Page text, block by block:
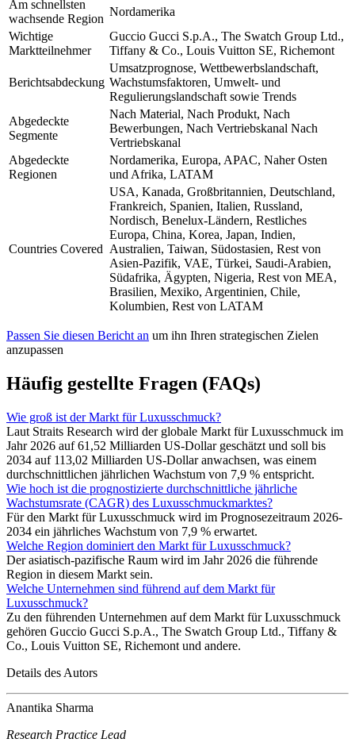
Am schnellsten
wachsende Region
Nordamerika
Wichtige
Marktteilnehmer
Guccio Gucci S.p.A., The Swatch Group Ltd.,
Tiffany & Co., Louis Vuitton SE, Richemont
Berichtsabdeckung
Umsatzprognose, Wettbewerbslandschaft,
Wachstumsfaktoren, Umwelt- und
Regulierungslandschaft sowie Trends
Abgedeckte
Segmente
Nach Material, Nach Produkt, Nach
Bewerbungen, Nach Vertriebskanal Nach
Vertriebskanal
Abgedeckte
Regionen
Nordamerika, Europa, APAC, Naher Osten
und Afrika, LATAM
Countries Covered
USA, Kanada, Großbritannien, Deutschland,
Frankreich, Spanien, Italien, Russland,
Nordisch, Benelux-Ländern, Restliches
Europa, China, Korea, Japan, Indien,
Australien, Taiwan, Südostasien, Rest von
Asien-Pazifik, VAE, Türkei, Saudi-Arabien,
Südafrika, Ägypten, Nigeria, Rest von MEA,
Brasilien, Mexiko, Argentinien, Chile,
Kolumbien, Rest von LATAM
Passen Sie diesen Bericht an um ihn Ihren strategischen Zielen
anzupassen
Häufig gestellte Fragen (FAQs)
Wie groß ist der Markt für Luxusschmuck?
Laut Straits Research wird der globale Markt für Luxusschmuck im
Jahr 2026 auf 61,52 Milliarden US-Dollar geschätzt und soll bis
2034 auf 113,02 Milliarden US-Dollar anwachsen, was einem
durchschnittlichen jährlichen Wachstum von 7,9 % entspricht.
Wie hoch ist die prognostizierte durchschnittliche jährliche
Wachstumsrate (CAGR) des Luxusschmuckmarktes?
Für den Markt für Luxusschmuck wird im Prognosezeitraum 2026-
2034 ein jährliches Wachstum von 7,9 % erwartet.
Welche Region dominiert den Markt für Luxusschmuck?
Der asiatisch-pazifische Raum wird im Jahr 2026 die führende
Region in diesem Markt sein.
Welche Unternehmen sind führend auf dem Markt für
Luxusschmuck?
Zu den führenden Unternehmen auf dem Markt für Luxusschmuck
gehören Guccio Gucci S.p.A., The Swatch Group Ltd., Tiffany &
Co., Louis Vuitton SE, Richemont und andere.
Details des Autors
Anantika Sharma
Research Practice Lead